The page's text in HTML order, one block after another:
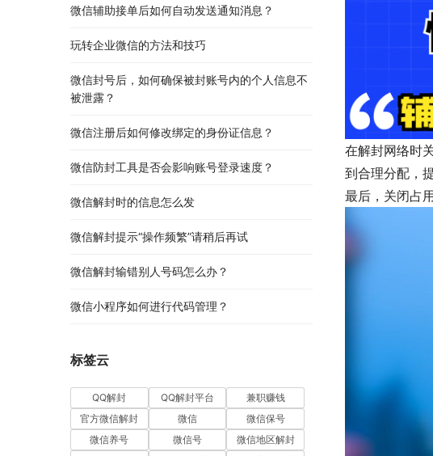
在解封网络时
到合理分配，
最后，关闭占
微信辅助接单后如何自动发送通知消息？
玩转企业微信的方法和技巧
微信封号后，如何确保被封账号内的个人信息不
被泄露？
微信注册后如何修改绑定的身份证信息？
微信防封工具是否会影响账号登录速度？
微信解封时的信息怎么发
微信解封提示“操作频繁”请稍后再试
微信解封输错别人号码怎么办？
微信小程序如何进行代码管理？
标签云
QQ解封 QQ解封平台
兼职赚钱
官方微信解封
微信
微信保号
微信养号
微信号
微信地区解封